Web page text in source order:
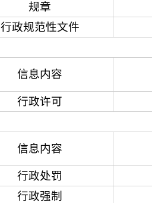
规章
行政规范性文件
信息内容
行政许可
信息内容
行政处罚
行政强制